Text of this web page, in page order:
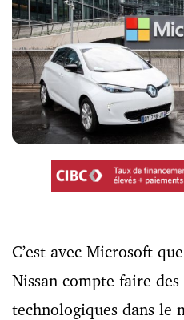
C’est avec Microsoft
Nissan compte faire des
technologiques dans le